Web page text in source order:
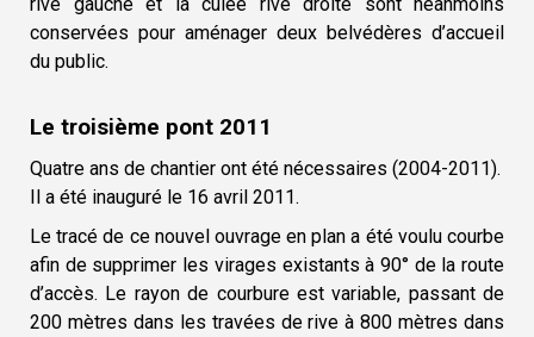
conservées pour aménager deux belvédères d’accueil
du public.
Le troisième pont 2011
Quatre ans de chantier ont été nécessaires (2004-2011).
Il a été inauguré le 16 avril 2011.
Le tracé de ce nouvel ouvrage en plan a été voulu courbe
afin de supprimer les virages existants à 90° de la route
d’accès. Le rayon de courbure est variable, passant de
200 mètres dans les travées de rive à 800 mètres dans